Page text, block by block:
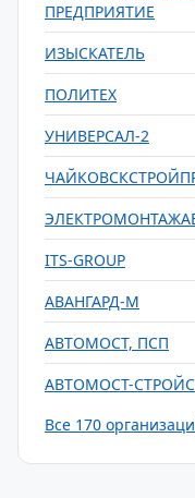
ПРЕДПРИЯТИЕ
ИЗЫСКАТЕЛЬ
ПОЛИТЕХ
УНИВЕРСАЛ-2
ITS-GROUP
АВАНГАРД-М
АВТОМОСТ, ПСП
АВТОМОСТ-
Все 170